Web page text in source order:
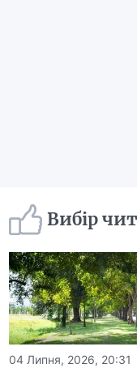
Вибір
04 Липня, 2026, 20:31